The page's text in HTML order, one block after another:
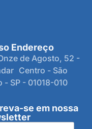
Endereço
de Agosto, 52 -
Centro - São
- SP - 01018-010
se em nossa